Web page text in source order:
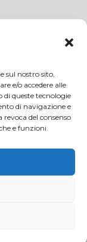
sul nostro sito,
e/o accedere alle
di queste tecnologie
di navigazione e
del consenso
e funzioni.
alla
dati personali